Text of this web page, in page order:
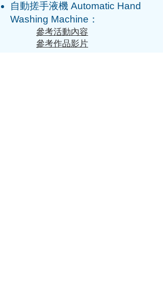
自動搓手液機 Automatic Hand
Washing Machine：
參考活動內容
參考作品影片